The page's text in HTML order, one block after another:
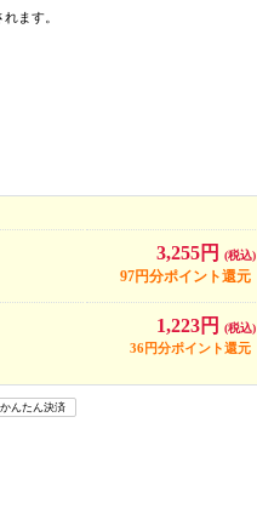
ます。
3,255円 (税込)
97円分ポイント還元
1,223円 (税込)
36円分ポイント還元
んたん決済